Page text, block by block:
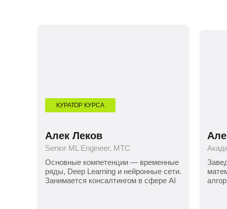
Алек Леков
Senior ML Engineer, МТС
Основные компетенции — временные
ряды, Deep Learning и нейронные сети.
Занимается консалтингом в сфере AI
КУРАТОР КУРСА